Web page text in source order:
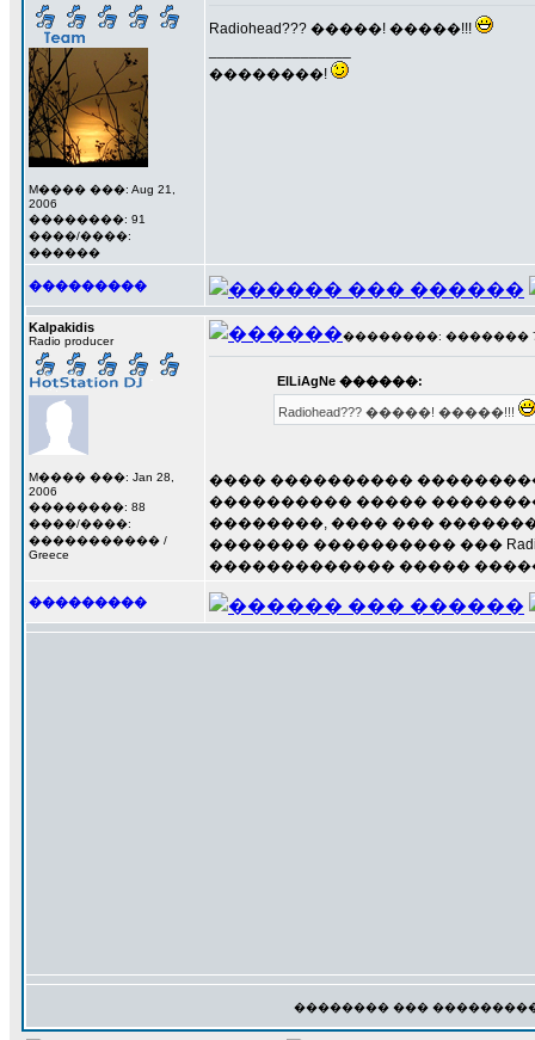
M���� ���: Aug 21,
2006
��������: 91
����/����:
������
Radiohead??? �����! �����!!!
��������!
���������
Kalpakidis
Radio producer
M���� ���: Jan 28,
2006
��������: 88
����/����:
����������� /
Greece
��������: ������� 7
ElLiAgNe ������:
Radiohead??? �����! �����!!!
���� ����������
���������� �����
��������, ���� ���
������� ���������� ���
������������� �����
���������
�������� ���